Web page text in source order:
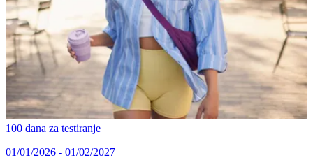
100 dana za testiranje
01/01/2026 - 01/02/2027